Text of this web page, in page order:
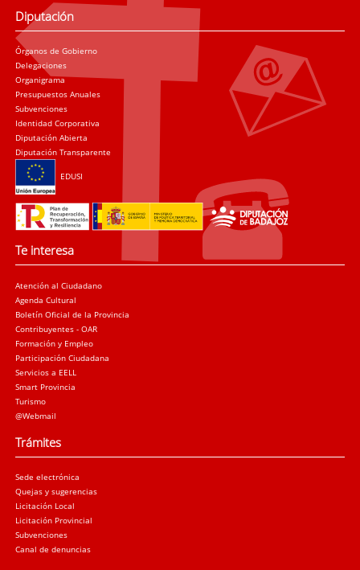
Diputación
Órganos de Gobierno
Delegaciones
Organigrama
Presupuestos Anuales
Subvenciones
Identidad Corporativa
Diputación Abierta
Diputación Transparente
EDUSI
Te interesa
Atención al Ciudadano
Agenda Cultural
Boletín Oficial de la Provincia
Contribuyentes - OAR
Formación y Empleo
Participación Ciudadana
Servicios a EELL
Smart Provincia
Turismo
@Webmail
Trámites
Sede electrónica
Quejas y sugerencias
Licitación Local
Licitación Provincial
Subvenciones
Canal de denuncias